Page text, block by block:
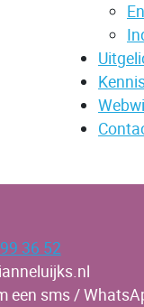
36 52
een sms /